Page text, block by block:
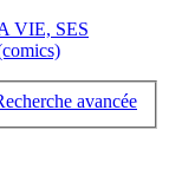
VIE, SES
avancée